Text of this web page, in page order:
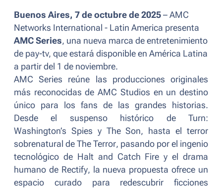
Buenos Aires, 7 de octubre de 2025 – AMC
Networks International - Latin America presenta
AMC Series, una nueva marca de entretenimiento
de pay-tv, que estará disponible en América Latina
a partir del 1 de noviembre.
AMC Series reúne las producciones originales
más reconocidas de AMC Studios en un destino
único para los fans de las grandes historias.
Desde el suspenso histórico de Turn:
Washington’s Spies y The Son, hasta el terror
sobrenatural de The Terror, pasando por el ingenio
tecnológico de Halt and Catch Fire y el drama
humano de Rectify, la nueva propuesta ofrece un
espacio curado para redescubrir ficciones